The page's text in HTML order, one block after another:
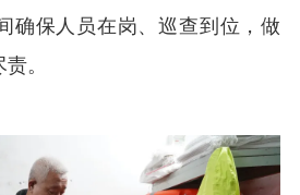
确保人员在岗、巡查到位，做
。